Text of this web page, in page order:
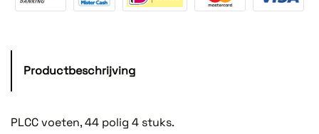
Productbeschrijving
PLCC voeten, 44 polig 4 stuks.